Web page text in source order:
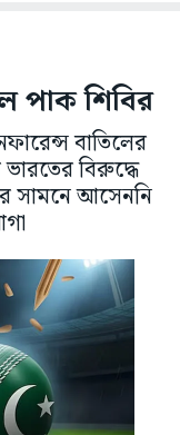
পাক শিবির
বাতিলের
ভারতের বিরুদ্ধে
সামনে আসেননি